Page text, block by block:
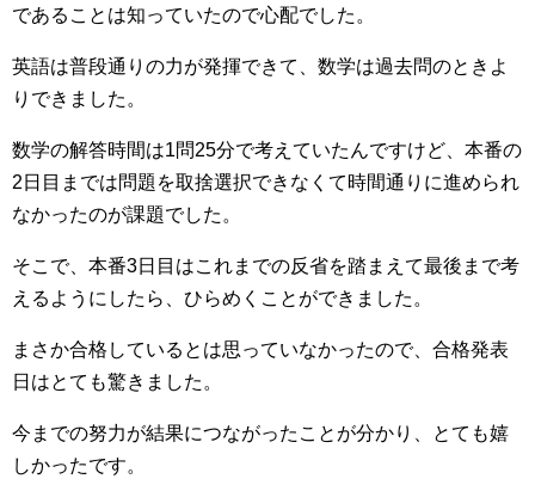
であることは知っていたので心配でした。
英語は普段通りの力が発揮できて、数学は過去問のときよ
りできました。
数学の解答時間は1問25分で考えていたんですけど、本番の
2日目までは問題を取捨選択できなくて時間通りに進められ
なかったのが課題でした。
そこで、本番3日目はこれまでの反省を踏まえて最後まで考
えるようにしたら、ひらめくことができました。
まさか合格しているとは思っていなかったので、合格発表
日はとても驚きました。
今までの努力が結果につながったことが分かり、とても嬉
しかったです。